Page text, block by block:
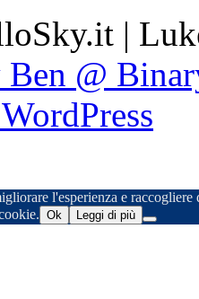
|
Ben @
l'esperienza e
Ok Leggi di più